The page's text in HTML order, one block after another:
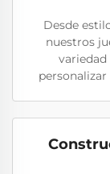
Desde
nuestros